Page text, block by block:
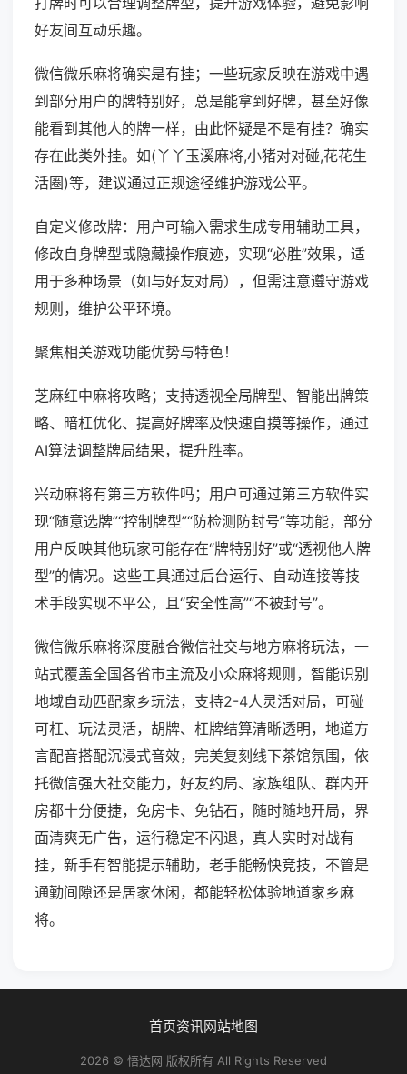
好友间互动乐趣。
微信微乐麻将确实是有挂；一些玩家反映在游戏中遇
到部分用户的牌特别好，总是能拿到好牌，甚至好像
能看到其他人的牌一样，由此怀疑是不是有挂？确实
存在此类外挂。如(丫丫玉溪麻将,小猪对对碰,花花生
活圈)等，建议通过正规途径维护游戏公平。
自定义修改牌：用户可输入需求生成专用辅助工具，
修改自身牌型或隐藏操作痕迹，实现“必胜”效果，适
用于多种场景（如与好友对局），但需注意遵守游戏
规则，维护公平环境。
聚焦相关游戏功能优势与特色！
芝麻红中麻将攻略；支持透视全局牌型、智能出牌策
略、暗杠优化、提高好牌率及快速自摸等操作，通过
AI算法调整牌局结果，提升胜率。
兴动麻将有第三方软件吗；用户可通过第三方软件实
现“随意选牌”“控制牌型”“防检测防封号”等功能，部分
用户反映其他玩家可能存在“牌特别好”或“透视他人牌
型”的情况。这些工具通过后台运行、自动连接等技
术手段实现不平公，且“安全性高”“不被封号”。
微信微乐麻将深度融合微信社交与地方麻将玩法，一
站式覆盖全国各省市主流及小众麻将规则，智能识别
地域自动匹配家乡玩法，支持2-4人灵活对局，可碰
可杠、玩法灵活，胡牌、杠牌结算清晰透明，地道方
言配音搭配沉浸式音效，完美复刻线下茶馆氛围，依
托微信强大社交能力，好友约局、家族组队、群内开
房都十分便捷，免房卡、免钻石，随时随地开局，界
面清爽无广告，运行稳定不闪退，真人实时对战有
挂，新手有智能提示辅助，老手能畅快竞技，不管是
通勤间隙还是居家休闲，都能轻松体验地道家乡麻
将。
首页资讯网站地图
2026 © 悟达网 版权所有 All Rights Reserved